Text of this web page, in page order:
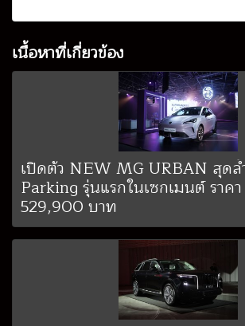
เนื้อหาที่เกี่ยวข้อง
เปิดตัว NEW MG URBAN สุด
Parking รุ่นแรกในเซกเมนต์ ราค
529,900 บาท